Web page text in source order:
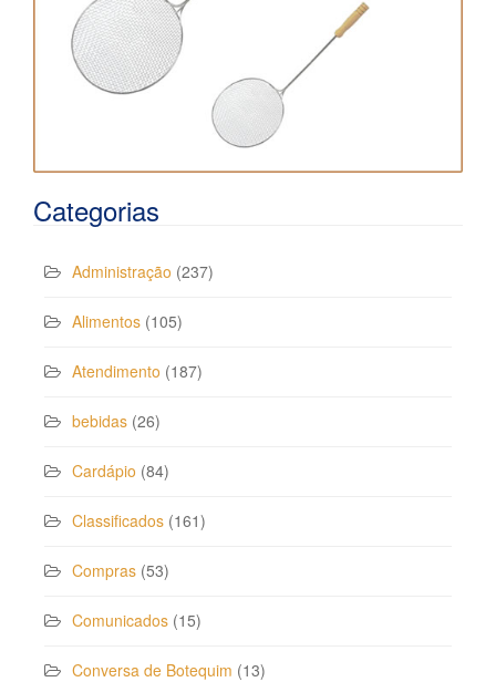
Categorias
Administração (237)
Alimentos (105)
Atendimento (187)
bebidas (26)
Cardápio (84)
Classificados (161)
Compras (53)
Comunicados (15)
Conversa de Botequim (13)